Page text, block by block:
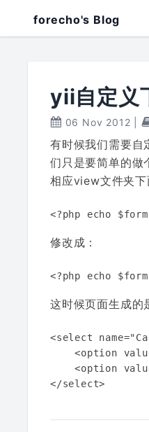
forecho's Blog
yii自定义
06 Nov 2012
有时候我们需要自
们只是要简单的做
相应view文件夹
修改成：
这时候页面生成的
<select
<option
<option
</select>